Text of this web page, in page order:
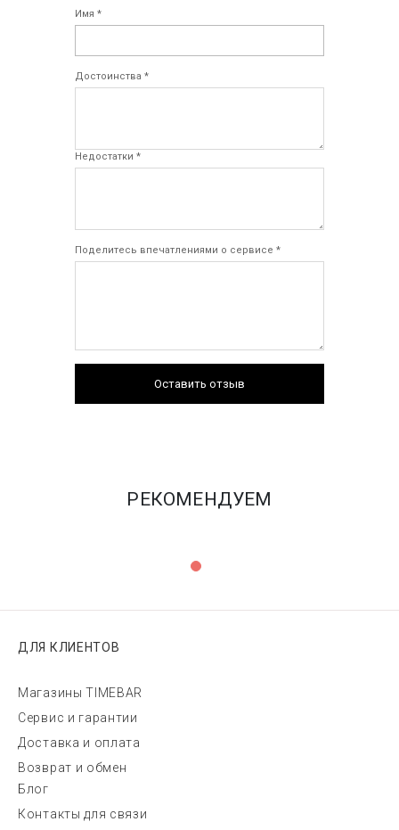
Имя *
Достоинства *
Недостатки *
Поделитесь впечатлениями о сервисе *
Оставить отзыв
РЕКОМЕНДУЕМ
ДЛЯ КЛИЕНТОВ
Магазины TIMEBAR
Сервис и гарантии
Доставка и оплата
Возврат и обмен
Блог
Контакты для связи